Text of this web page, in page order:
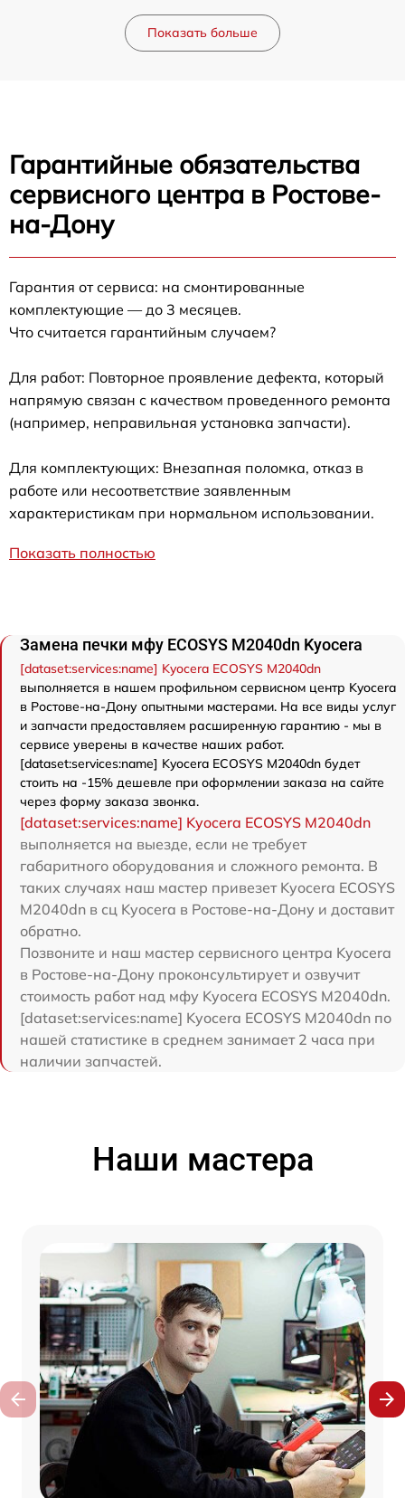
Показать больше
Гарантийные обязательства
сервисного центра в Ростове-
на-Дону
Гарантия от сервиса: на смонтированные
комплектующие — до 3 месяцев.
Что считается гарантийным случаем?
Для работ: Повторное проявление дефекта, который
напрямую связан с качеством проведенного ремонта
(например, неправильная установка запчасти).
Для комплектующих: Внезапная поломка, отказ в
работе или несоответствие заявленным
характеристикам при нормальном использовании.
Показать полностью
Замена печки мфу ECOSYS M2040dn Kyocera
[dataset:services:name] Kyocera ECOSYS M2040dn
выполняется в нашем профильном сервисном центр Kyocera
в Ростове-на-Дону опытными мастерами. На все виды услуг
и запчасти предоставляем расширенную гарантию - мы в
сервисе уверены в качестве наших работ.
[dataset:services:name] Kyocera ECOSYS M2040dn будет
стоить на -15% дешевле при оформлении заказа на сайте
через форму заказа звонка.
[dataset:services:name] Kyocera ECOSYS M2040dn
выполняется на выезде, если не требует
габаритного оборудования и сложного ремонта. В
таких случаях наш мастер привезет Kyocera ECOSYS
M2040dn в сц Kyocera в Ростове-на-Дону и доставит
обратно.
Позвоните и наш мастер сервисного центра Kyocera
в Ростове-на-Дону проконсультирует и озвучит
стоимость работ над мфу Kyocera ECOSYS M2040dn.
[dataset:services:name] Kyocera ECOSYS M2040dn по
нашей статистике в среднем занимает 2 часа при
наличии запчастей.
Наши мастера